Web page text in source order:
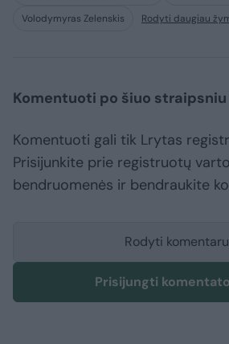
Volodymyras Zelenskis
Rodyti daugiau
Komentuoti po šiuo straipsniu
Komentuoti gali tik Lrytas
Prisijunkite prie registruotų
bendruomenės ir bendraukite
Rodyti
Prisijungti